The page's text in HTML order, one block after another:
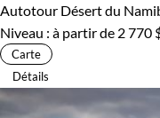
Autotour Désert du
Niveau : à partir de 2 770
Carte
Détails